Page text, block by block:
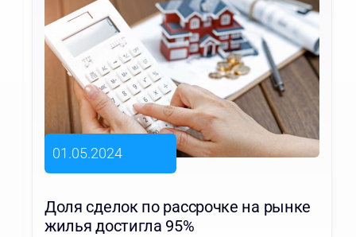
01.05.2024
Доля сделок по рассрочке на рынке
жилья достигла 95%